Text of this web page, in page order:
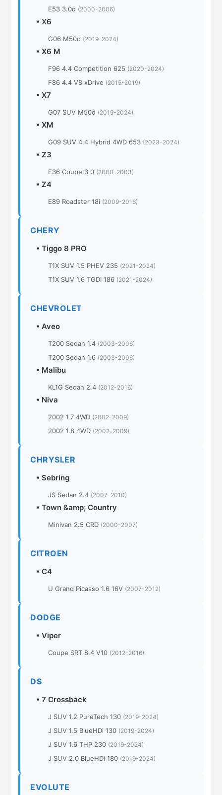
E53 3.0d (2000-2006)
• X6
G06 M50d (2019-2024)
• X6 M
F96 4.4 Competition 625 (2020-2024)
F86 4.4 V8 xDrive (2015-2019)
• X7
G07 SUV M50d (2019-2024)
• XM
G09 SUV 4.4 Hybrid 4WD 653 (2023-2024)
• Z3
E36 Coupe 3.0 (2000-2003)
• Z4
E89 Roadster 18i (2009-2016)
CHERY
• Tiggo 8 PRO
T1X SUV 1.5 PHEV 235 (2021-2024)
T1X SUV 1.6 TGDI 186 (2021-2024)
CHEVROLET
• Aveo
T200 Sedan 1.4 (2003-2006)
T200 Sedan 1.6 (2003-2006)
• Malibu
KL1G Sedan 2.4 (2012-2016)
• Niva
2002 1.7 4WD (2002-2009)
2002 1.8 4WD (2002-2009)
CHRYSLER
• Sebring
JS Sedan 2.4 (2007-2010)
• Town &amp; Country
Minivan 2.5 CRD (2000-2007)
CITROEN
• C4
U Grand Picasso 1.6 16V (2007-2012)
DODGE
• Viper
Coupe SRT 8.4 V10 (2012-2016)
DS
• 7 Crossback
J SUV 1.2 PureTech 130 (2019-2024)
J SUV 1.5 BlueHDi 130 (2019-2024)
J SUV 1.6 THP 230 (2019-2024)
J SUV 2.0 BlueHDi 180 (2019-2024)
EVOLUTE